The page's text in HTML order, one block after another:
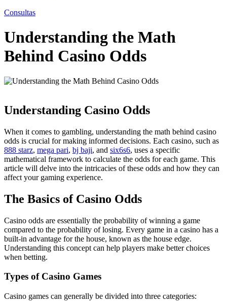
Consultas
Understanding the Math
Behind Casino Odds
Understanding Casino Odds
When it comes to gambling, understanding the math behind casino
odds is crucial for making informed decisions. Each casino, such as
888 starz, mega pari, bj baji, and six6s6, uses a specific
mathematical framework to calculate the odds for each game. This
article will delve into the intricacies of these odds and how they can
affect your gaming experience.
The Basics of Casino Odds
Casino odds are essentially the probability of winning a game
compared to the probability of losing. Every game in a casino has a
built-in advantage for the house, known as the house edge.
Understanding this concept can help players make better choices
when betting.
Types of Casino Games
Casino games can generally be divided into three categories: